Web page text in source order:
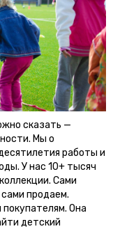
сказать —
Мы о
работы и
У нас 10+ тысяч
Сами
продаем.
Она
детский